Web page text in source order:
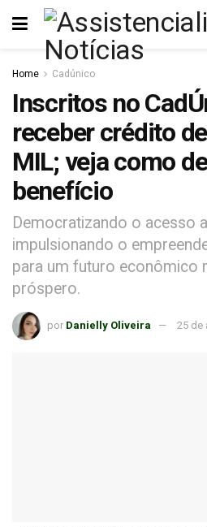
Home Cadúnico
Inscritos no
receber crédito
MIL; veja como
benefício
Democratizando o acesso
impulsionando o
para um futuro econômico
próspero.
por Danielly Oliveira 25 de